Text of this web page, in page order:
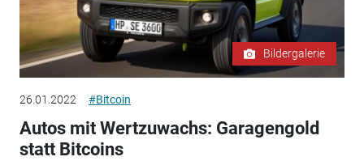
Bildergalerie
26.01.2022 #Bitcoin
Autos mit Wertzuwachs: Garagengold
statt Bitcoins